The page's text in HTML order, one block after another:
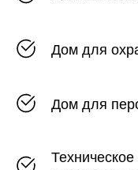
Дом для
Дом для